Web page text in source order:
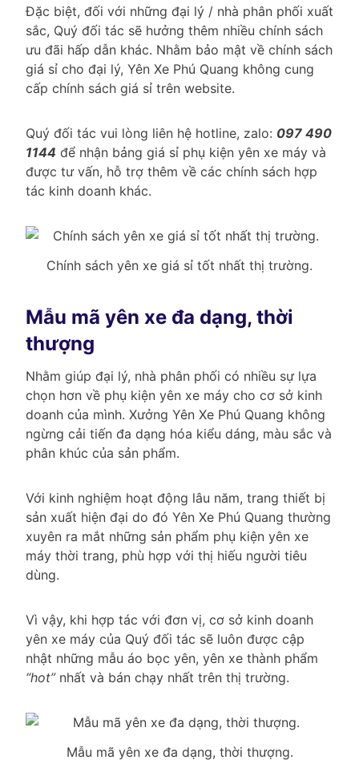
Đặc biệt, đối với những đại lý / nhà phân phối xuất
sắc, Quý đối tác sẽ hưởng thêm nhiều chính sách
ưu đãi hấp dẫn khác. Nhằm bảo mật về chính sách
giá sỉ cho đại lý, Yên Xe Phú Quang không cung
cấp chính sách giá sỉ trên website.
Quý đối tác vui lòng liên hệ hotline, zalo: 097 490
1144 để nhận bảng giá sỉ phụ kiện yên xe máy và
được tư vấn, hỗ trợ thêm về các chính sách hợp
tác kinh doanh khác.
Chính sách yên xe giá sỉ tốt nhất thị trường.
Mẫu mã yên xe đa dạng, thời
thượng
Nhằm giúp đại lý, nhà phân phối có nhiều sự lựa
chọn hơn về phụ kiện yên xe máy cho cơ sở kinh
doanh của mình. Xưởng Yên Xe Phú Quang không
ngừng cải tiến đa dạng hóa kiểu dáng, màu sắc và
phân khúc của sản phẩm.
Với kinh nghiệm hoạt động lâu năm, trang thiết bị
sản xuất hiện đại do đó Yên Xe Phú Quang thường
xuyên ra mắt những sản phẩm phụ kiện yên xe
máy thời trang, phù hợp với thị hiếu người tiêu
dùng.
Vì vậy, khi hợp tác với đơn vị, cơ sở kinh doanh
yên xe máy của Quý đối tác sẽ luôn được cập
nhật những mẫu áo bọc yên, yên xe thành phẩm
“hot”nhất và bán chạy nhất trên thị trường.
Mẫu mã yên xe đa dạng, thời thượng.